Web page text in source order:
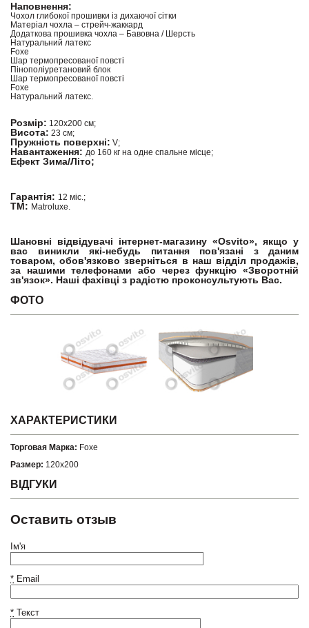
Наповнення:
Чохол глибокої прошивки із дихаючої сітки
Матеріал чохла – стрейч-жаккард
Додаткова прошивка чохла – Бавовна / Шерсть
Натуральний латекс
Foxe
Шар термопресованої повсті
Пінополіуретановий блок
Шар термопресованої повсті
Foxe
Натуральний латекс.
Розмір: 120х200 см;
Висота: 23 см;
Пружність поверхні: V;
Навантаження: до 160 кг на одне спальне місце;
Ефект Зима/Літо;
Гарантія: 12 міс.;
ТМ: Matroluxe.
Шановні відвідувачі інтернет-магазину «Osvito», якщо у
вас виникли які-небудь питання пов'язані з даним
товаром, обов'язково зверніться в наш відділ продажів,
за нашими телефонами або через функцію «Зворотній
зв'язок». Наші фахівці з радістю проконсультують Вас.
ФОТО
ХАРАКТЕРИСТИКИ
Торговая Марка: Foxe
Размер: 120x200
ВІДГУКИ
Оставить отзыв
Ім'я
* Email
* Текст